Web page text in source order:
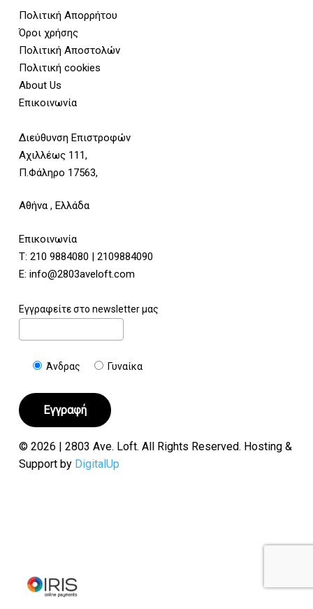
Πολιτική Απορρήτου
Όροι χρήσης
Πολιτική Αποστολών
Πολιτική cookies
About Us
Επικοινωνία
Διεύθυνση Επιστροφών
Αχιλλέως 111,
Π.Φάληρο 17563,
Αθήνα , Ελλάδα
Επικοινωνία
Τ: 210 9884080 | 2109884090
E: info@2803aveloft.com
Εγγραφείτε στο newsletter μας
Άνδρας Γυναίκα
© 2026 | 2803 Ave. Loft. All Rights Reserved. Hosting &
Support by DigitalUp